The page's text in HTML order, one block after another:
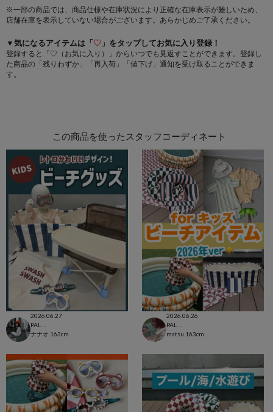
※一部の商品では、商品仕様や在庫状況により正確な在庫表示が難しいため、
店舗在庫を表示していない場合がございます。あらかじめご了承ください。
▼気になるアイテムは「♡ 」をタップしてお気に入り登録！
登録すると「♡（お気に入り）」からいつでも見返すことができます。登録し
た商品の「残りわずか」「再入荷」「値下げ」通知を受け取ることができま
す。
この商品を使ったスタッフコーディネート
2026.06.27
ナナオ 163cm
2026.06.26
matsu 163cm